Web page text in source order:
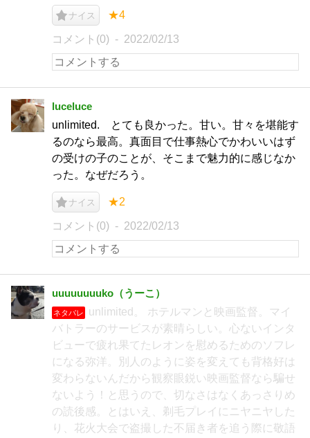
ナイス ★4
コメント(0) 2022/02/13
luceluce
unlimited. とても良かった。甘い。甘々を堪能す
るのなら最高。真面目で仕事熱心でかわいいはず
の受けの子のことが、そこまで魅力的に感じなか
った。なぜだろう。
ナイス ★2
コメント(0) 2022/02/13
uuuuuuuuko（うーこ）
ネタバレ
unlimited。 ホテルマンと映画監督。マイ
バトラーのサービスが素晴らしい。心ないインタ
ビューで疲れ果てたレオンを慰めるためのソフレ
になる弥洋。別人のように姿を変えても背格好は
変わらないんだから観察眼鋭い映画監督なら騙せ
ないよう！と思うので、切なさはなくあっさりめ
の読後感。とはいえ、剃毛プレイにニヤニヤした
り、花火大会で盗撮した不届き者を追う際に敬語